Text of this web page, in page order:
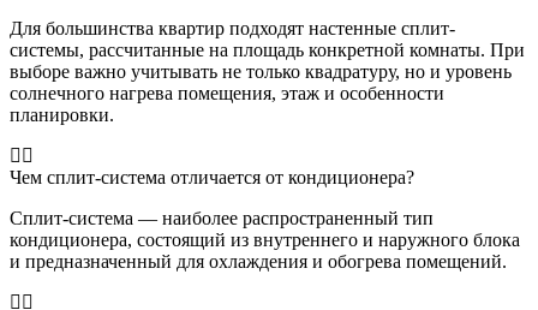
Для большинства квартир подходят настенные сплит-
системы, рассчитанные на площадь конкретной комнаты. При
выборе важно учитывать не только квадратуру, но и уровень
солнечного нагрева помещения, этаж и особенности
планировки.
Чем сплит-система отличается от кондиционера?
Сплит-система — наиболее распространенный тип
кондиционера, состоящий из внутреннего и наружного блока
и предназначенный для охлаждения и обогрева помещений.